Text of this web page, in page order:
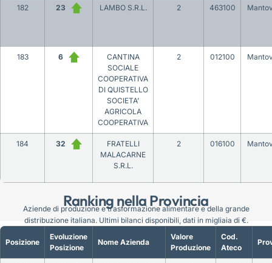
Ranking nella Provincia
182 23 LAMBO S.R.L. 2 463100
183 6
CANTINA
SOCIALE
COOPERATIVA
DI QUISTELLO
SOCIETA’
AGRICOLA
COOPERATIVA
2 012100
184 32
FRATELLI
MALACARNE
S.R.L.
2 016100
Posizione
Evoluzione
Posizione
Nome Azienda
Valore
Produzione
Cod.
Ateco
Aziende di produzione e trasformazione alimentare e della grande
distribuzione italiana. Ultimi bilanci disponibili, dati in migliaia di €.